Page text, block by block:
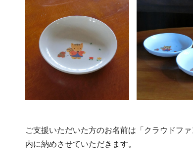
ご支援いただいた方のお名前は「クラウドフ
内に納めさせていただきます。